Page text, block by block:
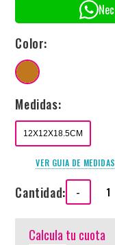
Color:
Medidas:
12X12X18.5CM
VER GUIA DE MEDIDAS
Cantidad: -
Calcula tu cuota